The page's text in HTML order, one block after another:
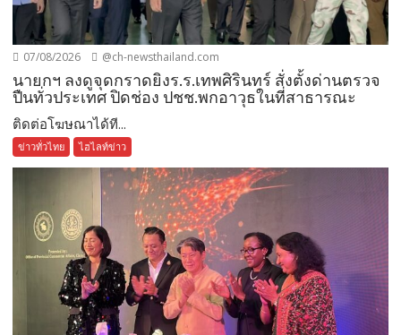
07/08/2026 @ch-newsthailand.com
นายกฯ ลงดูจุดกราดยิงร.ร.เทพศิรินทร์ สั่งตั้งด่านตรวจ
ปืนทั่วประเทศ ปิดช่อง ปชช.พกอาวุธในที่สาธารณะ
ติดต่อโฆษณาได้ที...
ข่าวทั่วไทย ไฮไลท์ข่าว